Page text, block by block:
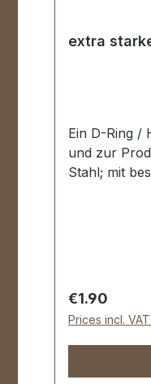
extra
Ein D-Ring /
und zur Produktion von
Stahl; mit
Regular price:
€1.90
Prices incl.